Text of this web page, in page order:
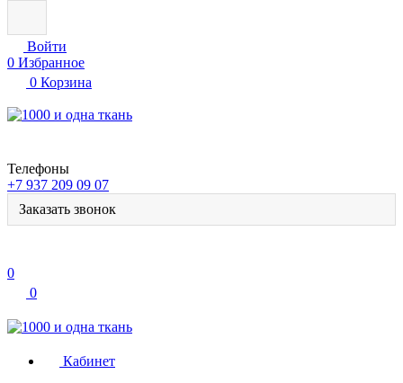
Войти
0 Избранное
0 Корзина
Телефоны
+7 937 209 09 07
Заказать звонок
0
0
Кабинет